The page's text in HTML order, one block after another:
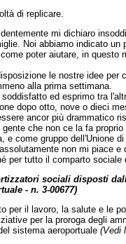
di replicare.
mi dichiaro
Noi abbiamo indicato
poter aiutare, in
le nostre idee
alla prima settimana.
ed esprimo tra
dopo otto, nove o dieci
ancor più drammatico
che non ce la fa
e come gruppo dell'Unione
non mi piace
per tutto il comparto
sociali disposti
- n. 3-00677)
per il lavoro, la salute e le
per la proroga degli
sistema aeroportuale(Vedi